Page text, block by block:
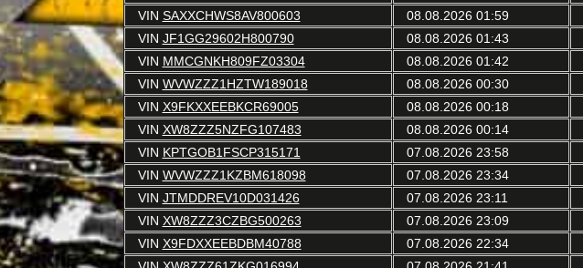
VIN SAXXCHWS8AV800603 08.08.2026 01:59
VIN JF1GG29602H800790 08.08.2026 01:43
VIN MMCGNKH809FZ03304 08.08.2026 01:42
VIN WVWZZZ1HZTW189018 08.08.2026 00:30
VIN X9FKXXEEBKCR69005 08.08.2026 00:18
VIN XW8ZZZ5NZFG107483 08.08.2026 00:14
VIN KPTGOB1FSCP315171 07.08.2026 23:58
VIN WVWZZZ1KZBM618098 07.08.2026 23:34
VIN JTMDDREV10D031426 07.08.2026 23:11
VIN XW8ZZZ3CZBG500263 07.08.2026 23:09
VIN X9FDXXEEBDBM40788 07.08.2026 22:34